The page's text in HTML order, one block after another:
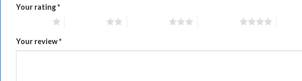
Your rating*
Your review*